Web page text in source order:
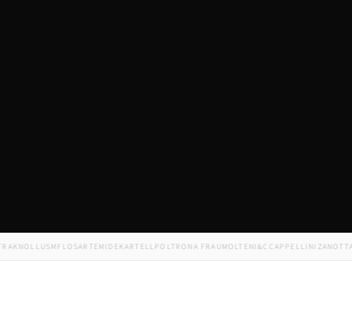
KNOLLUSMFLOSARTEMIDEKARTELLPOLTRONA FRAUMOLTENI&CCAPPELLINIZANOTTA